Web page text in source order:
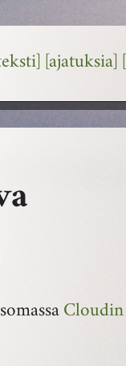
[ajatuksia]
Cloudin